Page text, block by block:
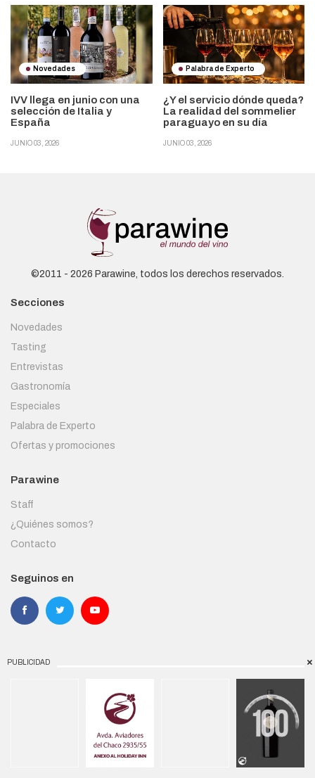
PUBLICIDAD
Novedades
IVV llega en junio con una
selección de Italia y
España
JUNIO 03, 2026
Palabra de Experto
¿Y el servicio dónde queda?
La realidad del sommelier
paraguayo en su día
JUNIO 03, 2026
©2011 - 2026 Parawine, todos los derechos reservados.
Secciones
Novedades
Tasting
Entrevistas
Gastronomía
Especiales
Palabra de Experto
Ofertas y promociones
Parawine
Staff
¿Quiénes somos?
Contacto
Seguinos en